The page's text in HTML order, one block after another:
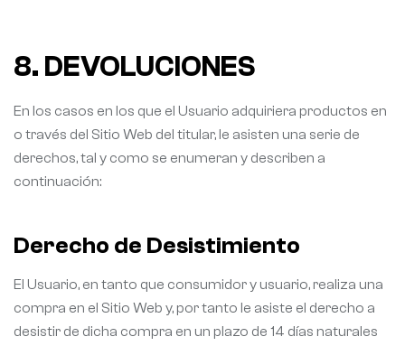
8. DEVOLUCIONES
En los casos en los que el Usuario adquiriera productos en
o través del Sitio Web del titular, le asisten una serie de
derechos, tal y como se enumeran y describen a
continuación:
Derecho de Desistimiento
El Usuario, en tanto que consumidor y usuario, realiza una
compra en el Sitio Web y, por tanto le asiste el derecho a
desistir de dicha compra en un plazo de 14 días naturales